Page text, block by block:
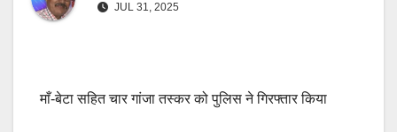
JUL 31, 2025
माँ-बेटा सहित चार गांजा तस्कर को पुलिस ने गिरफ्तार किया